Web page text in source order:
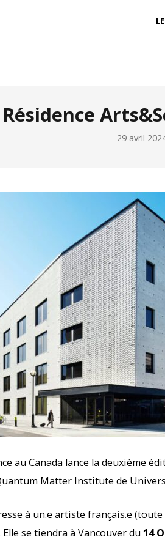
Résidence
29 avril
au Canada lance la deuxième
Matter Institute de
à un.e artiste français.e
se tiendra à Vancouver du 14